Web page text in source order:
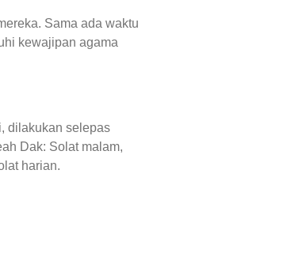
Sama ada waktu
kewajipan agama
dilakukan selepas
Dak: Solat malam,
harian.